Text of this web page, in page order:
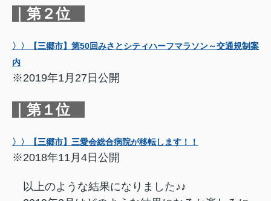
｜第２位
〉〉【三郷市】第50回みさとシティハーフマラソン～交通規制案
内
※2019年1月27日公開
｜第１位
〉〉【三郷市】三愛会総合病院が移転します！！
※2018年11月4日公開
以上のような結果になりました♪♪